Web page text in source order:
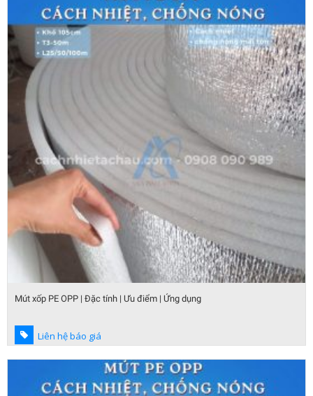
Mút xốp PE OPP | Đặc tính | Ưu điểm | Ứng dụng
Liên hệ báo giá